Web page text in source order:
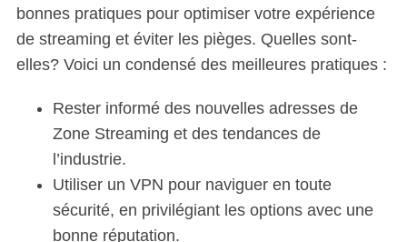
bonnes pratiques pour optimiser votre expérience
de streaming et éviter les pièges. Quelles sont-
elles? Voici un condensé des meilleures pratiques :
Rester informé des nouvelles adresses de
Zone Streaming et des tendances de
l’industrie.
Utiliser un VPN pour naviguer en toute
sécurité, en privilégiant les options avec une
bonne réputation.